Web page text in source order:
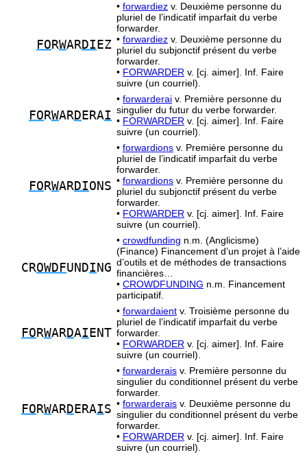
FO RWARDI EZ
• forwardiez v. Deuxième personne du
pluriel de l’indicatif imparfait du verbe
forwarder.
• forwardiez v. Deuxième personne du
pluriel du subjonctif présent du verbe
forwarder.
• FORWARDER v. [cj. aimer]. Inf. Faire
suivre (un courriel).
FO RWARD ERAI
• forwarderai v. Première personne du
singulier du futur du verbe forwarder.
• FORWARDER v. [cj. aimer]. Inf. Faire
suivre (un courriel).
FO RWARDIONS
• forwardions v. Première personne du
pluriel de l’indicatif imparfait du verbe
forwarder.
• forwardions v. Première personne du
pluriel du subjonctif présent du verbe
forwarder.
• FORWARDER v. [cj. aimer]. Inf. Faire
suivre (un courriel).
CROWDFUNDI NG
• crowdfunding n.m. (Anglicisme)
(Finance) Financement d’un projet à l’aide
d’outils et de méthodes de transactions
financières…
• CROWDFUNDING n.m. Financement
participatif.
FO RWARDAI ENT
• forwardaient v. Troisième personne du
pluriel de l’indicatif imparfait du verbe
forwarder.
• FORWARDER v. [cj. aimer]. Inf. Faire
suivre (un courriel).
FO RWARD ERAIS
• forwarderais v. Première personne du
singulier du conditionnel présent du verbe
forwarder.
• forwarderais v. Deuxième personne du
singulier du conditionnel présent du verbe
forwarder.
• FORWARDER v. [cj. aimer]. Inf. Faire
suivre (un courriel).